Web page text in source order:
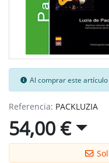
Al comprar este
Referencia: PACKLUZIA
54,00 €